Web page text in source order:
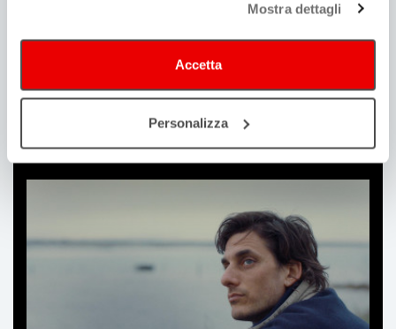
Mostra dettagli
Accetta
Personalizza
Location